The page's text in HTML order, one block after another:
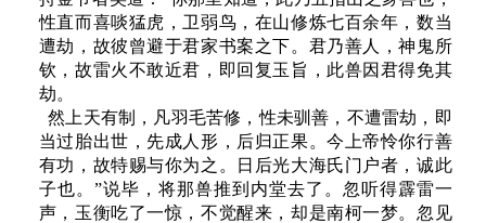
性直而喜啖猛虎，卫弱鸟，在山修炼七百余年，数当
遭劫，故彼曾避于君家书案之下。君乃善人，神鬼所
钦，故雷火不敢近君，即回复玉旨，此兽因君得免其
劫。
然上天有制，凡羽毛苦修，性未驯善，不遭雷劫，即
当过胎出世，先成人形，后归正果。今上帝怜你行善
有功，故特赐与你为之。日后光大海氏门户者，诚此
子也。”说毕，将那兽推到内堂去了。忽听得霹雷一
声，玉衡吃了一惊，不觉醒来，却是南柯一梦。忽见